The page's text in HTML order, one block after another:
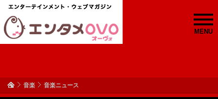
MENU
音楽 音楽ニュース